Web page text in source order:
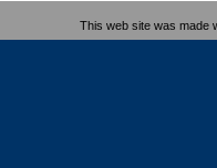
This web site was made